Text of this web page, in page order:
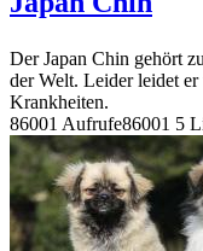
Der Japan Chin gehört
der Welt. Leider leidet
Krankheiten.
86001 Aufrufe86001 5